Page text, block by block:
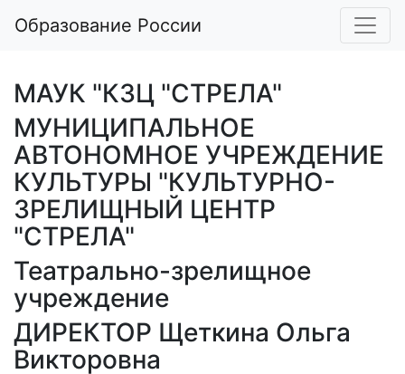
Образование России
МАУК "КЗЦ "СТРЕЛА"
МУНИЦИПАЛЬНОЕ
АВТОНОМНОЕ УЧРЕЖДЕНИЕ
КУЛЬТУРЫ "КУЛЬТУРНО-
ЗРЕЛИЩНЫЙ ЦЕНТР
"СТРЕЛА"
Театрально-зрелищное
учреждение
ДИРЕКТОР Щеткина Ольга
Викторовна